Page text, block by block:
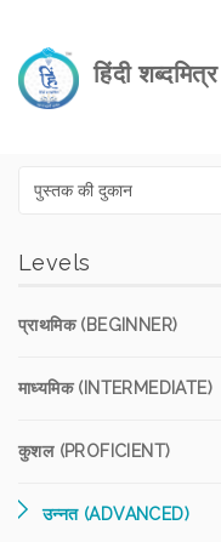
हिंदी शब्दमित्र
Levels
प्राथमिक (BEGINNER)
माध्यमिक (INTERMEDIATE)
कुशल (PROFICIENT)
उन्नत (ADVANCED)